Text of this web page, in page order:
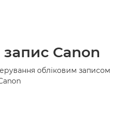
Canon
обліковим записом